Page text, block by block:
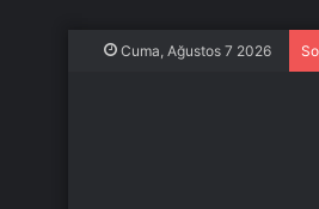
Cuma, Ağustos 7 2026